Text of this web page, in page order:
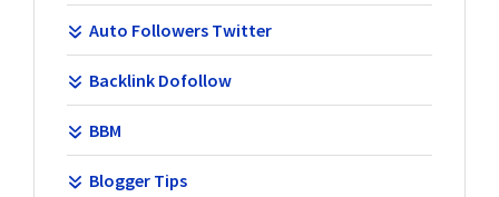
Auto Followers Twitter
Backlink Dofollow
BBM
Blogger Tips